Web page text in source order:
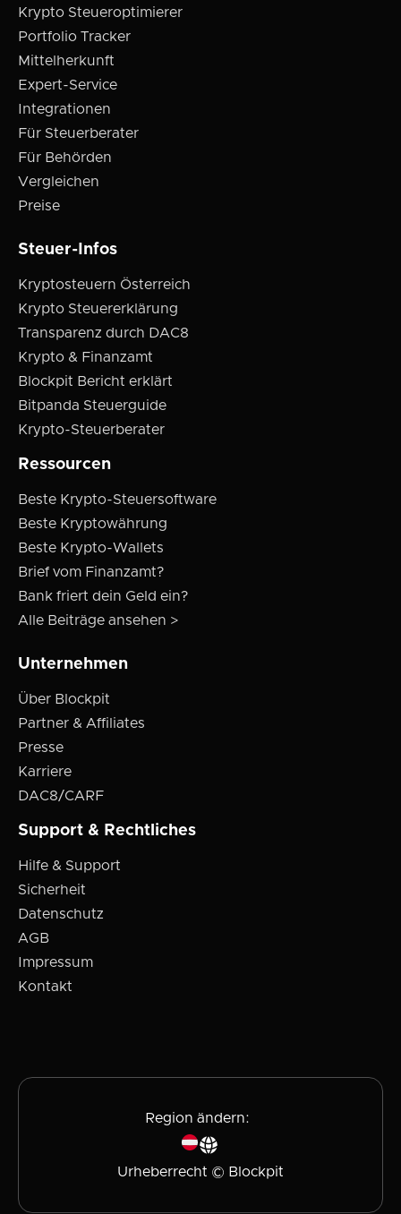
Krypto Steueroptimierer
Portfolio Tracker
Mittelherkunft
Expert-Service
Integrationen
Für Steuerberater
Für Behörden
Vergleichen
Preise
Steuer-Infos
Kryptosteuern Österreich
Krypto Steuererklärung
Transparenz durch DAC8
Krypto & Finanzamt
Blockpit Bericht erklärt
Bitpanda Steuerguide
Krypto-Steuerberater
Ressourcen
Beste Krypto-Steuersoftware
Beste Kryptowährung
Beste Krypto-Wallets
Brief vom Finanzamt?
Bank friert dein Geld ein?
Alle Beiträge ansehen >
Unternehmen
Über Blockpit
Partner & Affiliates
Presse
Karriere
DAC8/CARF
Support & Rechtliches
Hilfe & Support
Sicherheit
Datenschutz
AGB
Impressum
Kontakt
Region ändern:
Urheberrecht © Blockpit